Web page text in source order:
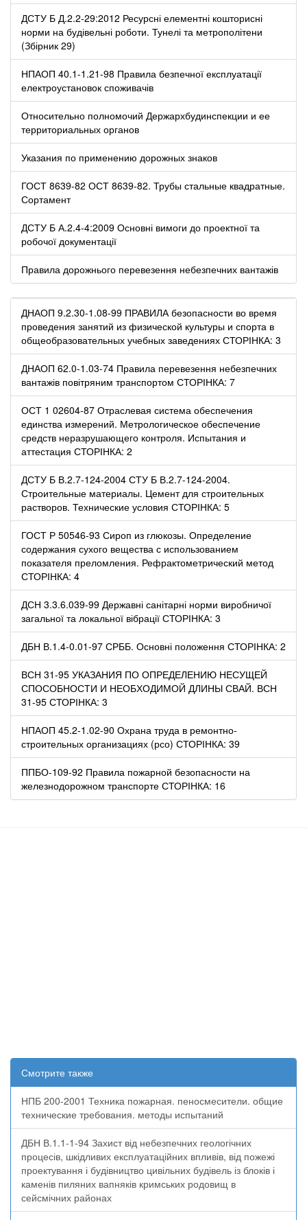
ДСТУ Б Д.2.2-29:2012 Ресурсні елементні кошторисні
норми на будівельні роботи. Тунелі та метрополітени
(Збірник 29)
НПАОП 40.1-1.21-98 Правила безпечної експлуатації
електроустановок споживачів
Относительно полномочий Держархбудинспекции и ее
территориальных органов
Указания по применению дорожных знаков
ГОСТ 8639-82 ОСТ 8639-82. Трубы стальные квадратные.
Сортамент
ДСТУ Б А.2.4-4:2009 Основні вимоги до проектної та
робочої документації
Правила дорожнього перевезення небезпечних вантажів
ДНАОП 9.2.30-1.08-99 ПРАВИЛА безопасности во время
проведения занятий из физической культуры и спорта в
общеобразовательных учебных заведениях СТОРІНКА: 3
ДНАОП 62.0-1.03-74 Правила перевезення небезпечних
вантажів повітряним транспортом СТОРІНКА: 7
ОСТ 1 02604-87 Отраслевая система обеспечения
единства измерений. Метрологическое обеспечение
средств неразрушающего контроля. Испытания и
аттестация СТОРІНКА: 2
ДСТУ Б В.2.7-124-2004 СТУ Б В.2.7-124-2004.
Строительные материалы. Цемент для строительных
растворов. Технические условия СТОРІНКА: 5
ГОСТ Р 50546-93 Сироп из глюкозы. Определение
содержания сухого вещества с использованием
показателя преломления. Рефрактометрический метод
СТОРІНКА: 4
ДСН 3.3.6.039-99 Державні санітарні норми виробничої
загальної та локальної вібрації СТОРІНКА: 3
ДБН В.1.4-0.01-97 СРББ. Основні положення СТОРІНКА: 2
ВСН 31-95 УКАЗАНИЯ ПО ОПРЕДЕЛЕНИЮ НЕСУЩЕЙ
СПОСОБНОСТИ И НЕОБХОДИМОЙ ДЛИНЫ СВАЙ. ВСН
31-95 СТОРІНКА: 3
НПАОП 45.2-1.02-90 Охрана труда в ремонтно-
строительных организациях (рсо) СТОРІНКА: 39
ППБО-109-92 Правила пожарной безопасности на
железнодорожном транспорте СТОРІНКА: 16
Смотрите также
НПБ 200-2001 Техника пожарная. пеносмесители. общие
технические требования. методы испытаний
ДБН В.1.1-1-94 Захист від небезпечних геологічних
процесів, шкідливих експлуатаційних впливів, від пожежі
проектування і будівництво цивільних будівель із блоків і
каменів пиляних вапняків кримських родовищ в
сейсмічних районах